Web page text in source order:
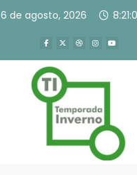
6 de agosto, 2026